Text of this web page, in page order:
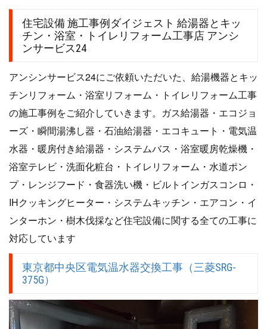
住宅設備 施工事例ダイジェスト 給湯器とキッ
チン・浴室・トイレリフォーム工事店 アンシ
ンサービス24
アンシンサービス24にご依頼いただいた、給湯機器とキッ
チンリフォーム・浴室リフォーム・トイレリフォーム工事
の施工事例をご紹介していきます。ガス給湯器・エコジョ
ーズ・瞬間湯沸し器・石油給湯器・エコキュート・電気温
水器・暖房付き給湯器・システムバス・浴室暖房乾燥機・
浴室テレビ・洗面化粧台・トイレリフォーム・水道ポン
プ・レンジフード・食器洗い機・ビルトインガスコンロ・
IHクッキングヒーター・システムキッチン・エアコン・イ
ンターホン・樹木伐採など住宅設備に関する全ての工事に
対応しています
東京都中央区電気温水器交換工事（三菱SRG-
375G）